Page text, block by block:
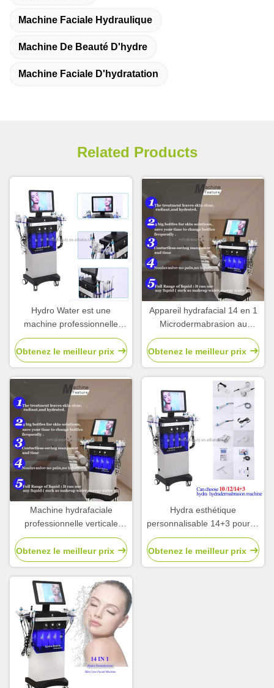
Machine Faciale Hydraulique
Machine De Beauté D'hydre
Machine Faciale D'hydratation
Related Products
Hydro Water est une
machine professionnelle
d'hydrodermabrasion pour le
rajeunissement de la peau.
Obtenez le meilleur prix
Appareil hydrafacial 14 en 1
Microdermabrasion au
diamant
Obtenez le meilleur prix
Machine hydrafaciale
professionnelle verticale
pour le nettoyage en
profondeur 14+3
Obtenez le meilleur prix
Hydra esthétique
personnalisable 14+3 pour le
traitement de l'acné face
lifting
Obtenez le meilleur prix